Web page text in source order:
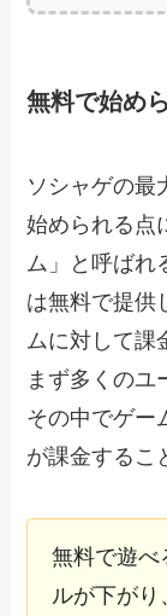
無料で始め
ソシャゲの最
始められる点
ム」と呼ばれ
は無料で提供
ムに対して課
まず多くのユ
その中でゲー
が課金するこ
無料で遊べ
ルが下がり